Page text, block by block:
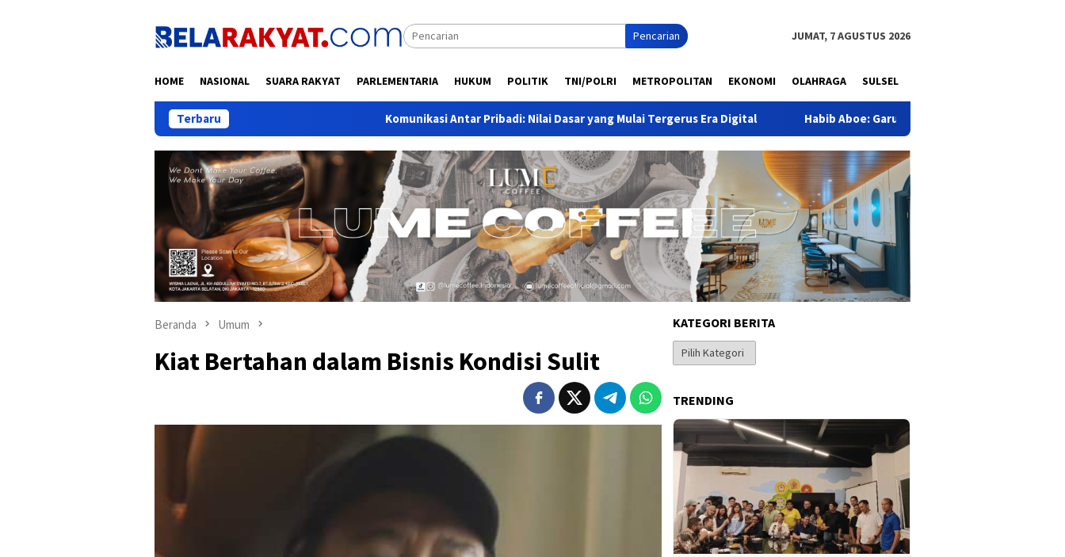
Pencarian JUMAT, 7 AGUSTUS 2026
HOME NASIONAL SUARA RAKYAT PARLEMENTARIA HUKUM POLITIK TNI/POLRI METROPOLITAN EKONOMI OLAHRAGA SULSEL
Terbaru Komunikasi Antar Pribadi: Nilai Dasar yang Mulai Tergerus Era Digital Habib Aboe: Garut Butuh Lompatan Besar Menuju Pasar Dunia,
Beranda Umum
Kiat Bertahan dalam Bisnis Kondisi Sulit
KATEGORI BERITA
Kategori
Berita
TRENDING